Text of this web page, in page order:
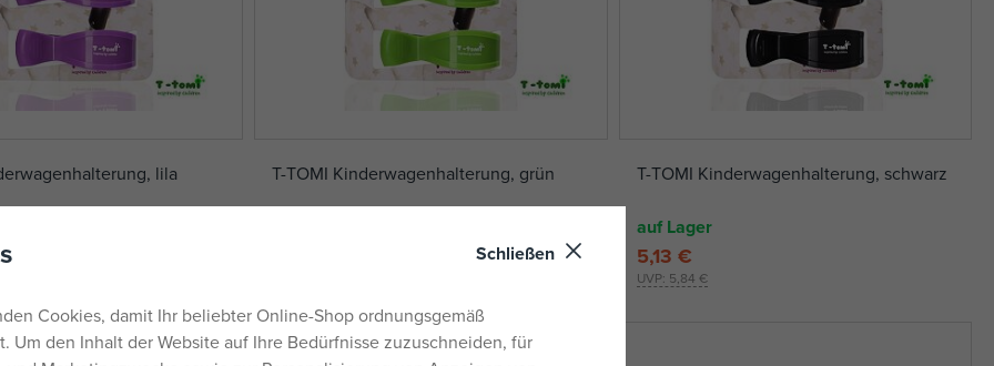
lila T-TOMI Kinderwagenhalterung, grün T-TOMI Kinderwagenhalterung, schwarz
auf Lager
UVP: 5,84 €
5,13 €
Schließen
Cookies, damit Ihr beliebter Online-Shop ordnungsgemäß
Um den Inhalt der Website auf Ihre Bedürfnisse zuzuschneiden, für